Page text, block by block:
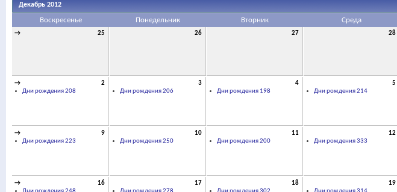
Декабрь 2012
Воскресенье Понедельник Вторник Среда
→ 25 26 27 28
→
2
Дни рождения 208
3
Дни рождения 206
4
Дни рождения 198
5
Дни рождения 214
→
9
Дни рождения 223
10
Дни рождения 250
11
Дни рождения 200
12
Дни рождения 333
→
16
17
18
19